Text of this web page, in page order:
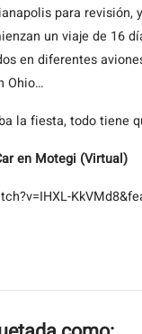
para
un viaje de 16
en diferentes
Ohio…
la fiesta, todo tiene
en Motegi (Virtual)